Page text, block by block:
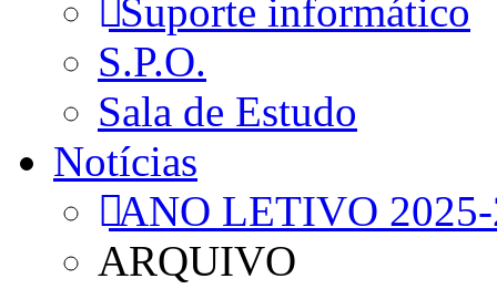
Suporte informático
S.P.O.
Sala de Estudo
Notícias
ANO LETIVO
ARQUIVO